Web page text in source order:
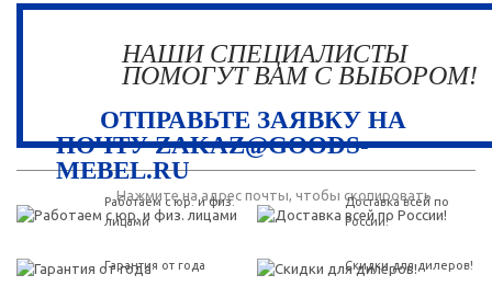
НАШИ СПЕЦИАЛИСТЫ
ПОМОГУТ ВАМ С ВЫБОРОМ!
ОТПРАВЬТЕ ЗАЯВКУ НА
ПОЧТУ ZAKAZ@GOODS-
MEBEL.RU
Нажмите на адрес почты, чтобы скопировать
Работаем с юр. и физ.
лицами
Доставка всей по
России!
Гарантия от года Скидки для дилеров!